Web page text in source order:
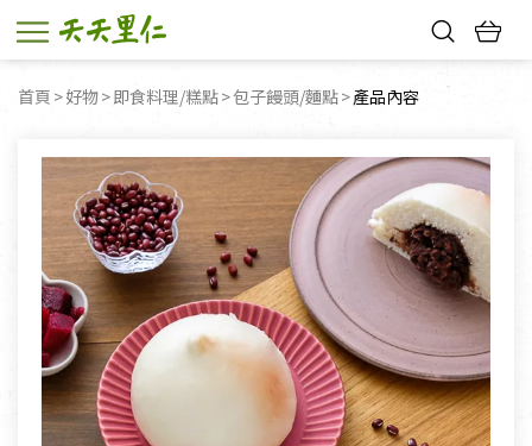
首頁 好物 即食料理/糕點 包子饅頭/麵點 目前頁面：
產品內容